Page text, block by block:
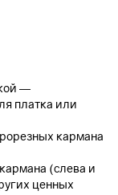
—
платка или
кармана
(слева и
ценных